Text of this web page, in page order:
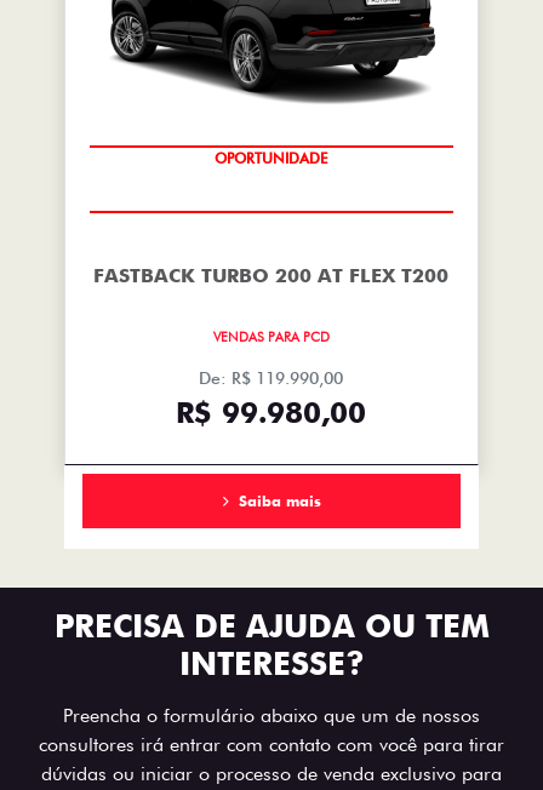
OPORTUNIDADE
FASTBACK TURBO 200 AT FLEX T200
VENDAS PARA PCD
De: R$ 119.990,00
R$ 99.980,00
Saiba mais
PRECISA DE AJUDA OU TEM
INTERESSE?
Preencha o formulário abaixo que um de nossos
consultores irá entrar com contato com você para tirar
dúvidas ou iniciar o processo de venda exclusivo para